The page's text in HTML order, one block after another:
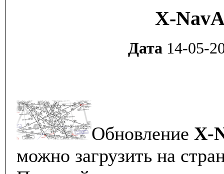
X-
Дата14-05-
Обновление X-
можно загрузить на